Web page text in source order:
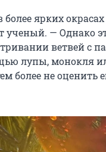
ярких
— Однако
ветвей с
лупы, монокля
более не оценить